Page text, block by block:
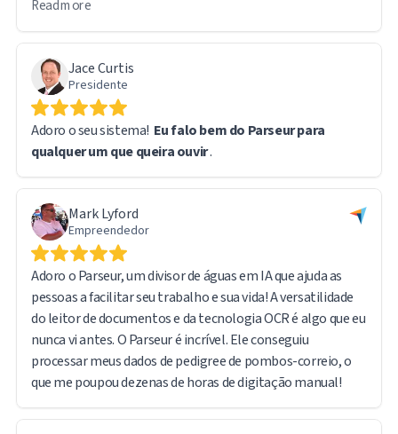
O software é intuitivo e fácil de usar. Outro recurso que
achei particularmente útil é que o arquivo original
permanece acessível por meio de um link de URL direto no
relatório exportado, facilitando a consulta aos
documentos de origem quando necessário.
Ao lidar com um volume tão grande de dados, encontrei
alguns desafios técnicos. No entanto, a equipe de suporte
problemas decorreu da minha própria curva de
aprendizado, e não de qualquer limitação do software — o
sistema em si funcionou perfeitamente.
Estou muito satisfeito com a experiência geral e
recomendo o Parseur com confiança a qualquer pessoa que
lide com processamento de documentos em grande
volume e extração de dados.
Read more
Jace Curtis
Presidente
Adoro o seu sistema! Eu falo bem do Parseur para
qualquer um que queira ouvir.
Mark Lyford
Empreendedor
Adoro o Parseur, um divisor de águas em IA que ajuda as
pessoas a facilitar seu trabalho e sua vida! A versatilidade
do leitor de documentos e da tecnologia OCR é algo que eu
nunca vi antes. O Parseur é incrível. Ele conseguiu
processar meus dados de pedigree de pombos-correio, o
que me poupou dezenas de horas de digitação manual!